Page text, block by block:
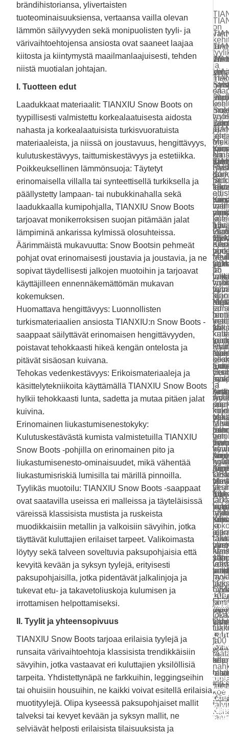
brändihistoriansa, ylivertaisten
tuoteominaisuuksiensa, vertaansa vailla olevan
lämmön säilyvyyden sekä monipuolisten tyyli- ja
värivaihtoehtojensa ansiosta ovat saaneet laajaa
kiitosta ja kiintymystä maailmanlaajuisesti, tehden
niistä muotialan johtajan.
I. Tuotteen edut
Laadukkaat materiaalit: TIANXIU Snow Boots on
tyypillisesti valmistettu korkealaatuisesta aidosta
nahasta ja korkealaatuisista turkisvuoratuista
materiaaleista, ja niissä on joustavuus, hengittävyys,
kulutuskestävyys, taittumiskestävyys ja estetiikka.
Poikkeuksellinen lämmönsuoja: Täytetyt
erinomaisella villalla tai synteettisellä turkiksella ja
päällystetty lampaan- tai nubukkinahalla sekä
laadukkaalla kumipohjalla, TIANXIU Snow Boots
tarjoavat monikerroksisen suojan pitämään jalat
lämpiminä ankarissa kylmissä olosuhteissa.
Äärimmäistä mukavuutta: Snow Bootsin pehmeät
pohjat ovat erinomaisesti joustavia ja joustavia, ja ne
sopivat täydellisesti jalkojen muotoihin ja tarjoavat
käyttäjilleen ennennäkemättömän mukavan
kokemuksen.
Huomattava hengittävyys: Luonnollisten
turkismateriaalien ansiosta TIANXIU:n Snow Boots -
saappaat säilyttävät erinomaisen hengittävyyden,
poistavat tehokkaasti hikeä kengän ontelosta ja
pitävät sisäosan kuivana.
Tehokas vedenkestävyys: Erikoismateriaaleja ja
käsittelytekniikoita käyttämällä TIANXIU Snow Boots
hylkii tehokkaasti lunta, sadetta ja mutaa pitäen jalat
kuivina.
Erinomainen liukastumisenestokyky:
Kulutuskestävästä kumista valmistetuilla TIANXIU
Snow Boots -pohjilla on erinomainen pito ja
liukastumisenesto-ominaisuudet, mikä vähentää
liukastumisriskiä lumisilla tai märillä pinnoilla.
Tyylikäs muotoilu: TIANXIU Snow Boots -saappaat
ovat saatavilla useissa eri malleissa ja täyteläisissä
väreissä klassisista mustista ja ruskeista
muodikkaisiin metallin ja valkoisiin sävyihin, jotka
täyttävät kuluttajien erilaiset tarpeet. Valikoimasta
löytyy sekä talveen soveltuvia paksupohjaisia ​​että
kevyitä kevään ja syksyn tyylejä, erityisesti
paksupohjaisilla, jotka pidentävät jalkalinjoja ja
tukevat etu- ja takavetoliuskoja kulumisen ja
irrottamisen helpottamiseksi.
II. Tyylit ja yhteensopivuus
TIANXIU Snow Boots tarjoaa erilaisia ​​tyylejä ja
runsaita värivaihtoehtoja klassisista trendikkäisiin
sävyihin, jotka vastaavat eri kuluttajien yksilöllisiä
tarpeita. Yhdistettynäpä ne farkkuihin, leggingseihin
tai ohuisiin housuihin, ne kaikki voivat esitellä erilaisia
​​muotityylejä. Olipa kyseessä paksupohjaiset mallit
talveksi tai kevyet kevään ja syksyn mallit, ne
selviävät helposti erilaisista tilaisuuksista ja
on
ja
15
ja
ja
on
ja
ja
Lue
on
ja
on
ja
ja
ja
ja
ja
joka
100
%
koe
ja
on
15
ja
ja
on
ja
yli
10
ja
että
olla
-
ja
15
ja
ovat
ja
​​
ja
olla
Lue
on
ja
on
15
ja
ja
on
ja
yli
10
ja
Lue
on
ja
ja
ja
on
100
%
koe
Lue
on
ja
on
15
ja
ja
Lue
on
ja
-
on
ja
ja
ja
ja
ja
Lue